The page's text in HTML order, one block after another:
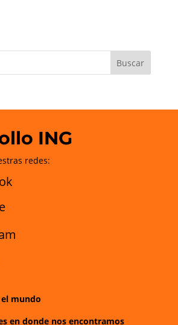
ING
redes:
el mundo
en donde nos encontramos